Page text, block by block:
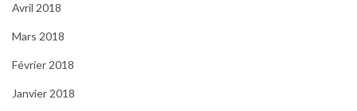
Avril 2018
Mars 2018
Février 2018
Janvier 2018